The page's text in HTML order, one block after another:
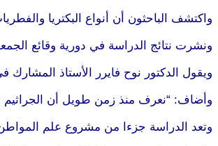
واكتشف الباحثون أن أنواع البكتريا
ونشرت نتائج الدراسة في دورية وقائع
ويقول الدكتور نوح فايرر الأستاذ المشارك
وأضاف: “نعرف منذ زمن طويل أن الجراثيم
وتعد الدراسة جزءا من مشروع علم المواطن